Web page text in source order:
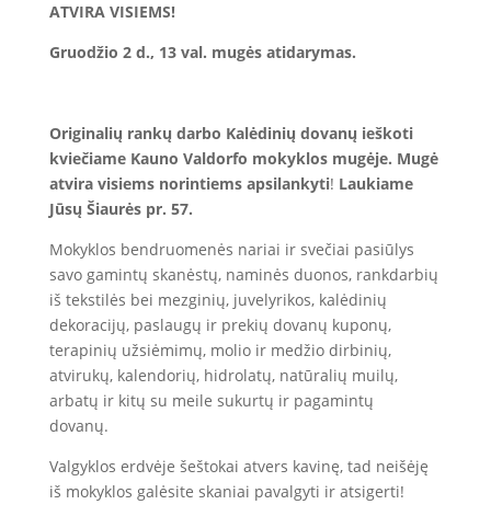
ATVIRA VISIEMS!
Gruodžio 2 d., 13 val. mugės atidarymas.
Originalių rankų darbo Kalėdinių dovanų ieškoti
kviečiame Kauno Valdorfo mokyklos mugėje. Mugė
atvira visiems norintiems apsilankyti! Laukiame
Jūsų Šiaurės pr. 57.
Mokyklos bendruomenės nariai ir svečiai pasiūlys
savo gamintų skanėstų, naminės duonos, rankdarbių
iš tekstilės bei mezginių, juvelyrikos, kalėdinių
dekoracijų, paslaugų ir prekių dovanų kuponų,
terapinių užsiėmimų, molio ir medžio dirbinių,
atvirukų, kalendorių, hidrolatų, natūralių muilų,
arbatų ir kitų su meile sukurtų ir pagamintų
dovanų.
Valgyklos erdvėje šeštokai atvers kavinę, tad neišėję
iš mokyklos galėsite skaniai pavalgyti ir atsigerti!